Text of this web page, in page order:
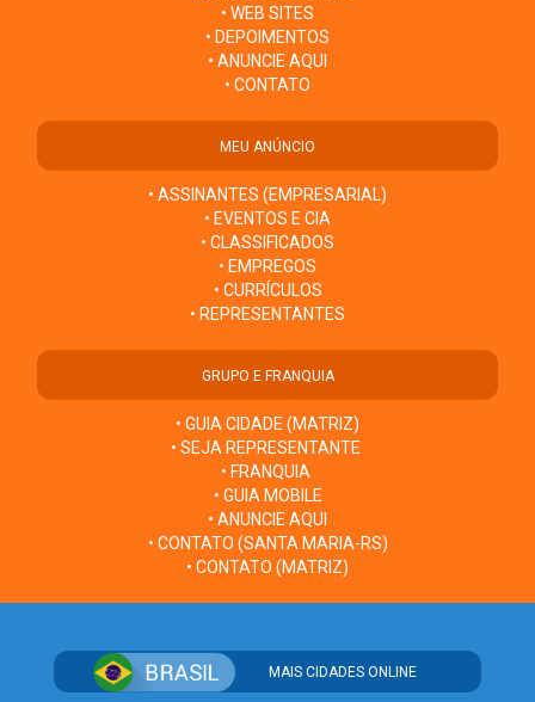
• WEB SITES
• DEPOIMENTOS
• ANUNCIE AQUI
• CONTATO
MEU ANÚNCIO
• ASSINANTES (EMPRESARIAL)
• EVENTOS E CIA
• CLASSIFICADOS
• EMPREGOS
• CURRÍCULOS
• REPRESENTANTES
GRUPO E FRANQUIA
• GUIA CIDADE (MATRIZ)
• SEJA REPRESENTANTE
• FRANQUIA
• GUIA MOBILE
• ANUNCIE AQUI
• CONTATO (SANTA MARIA-RS)
• CONTATO (MATRIZ)
MAIS CIDADES ONLINE